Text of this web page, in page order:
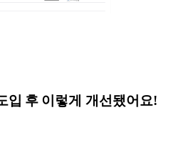
입 후 이렇게 개선됐어요!